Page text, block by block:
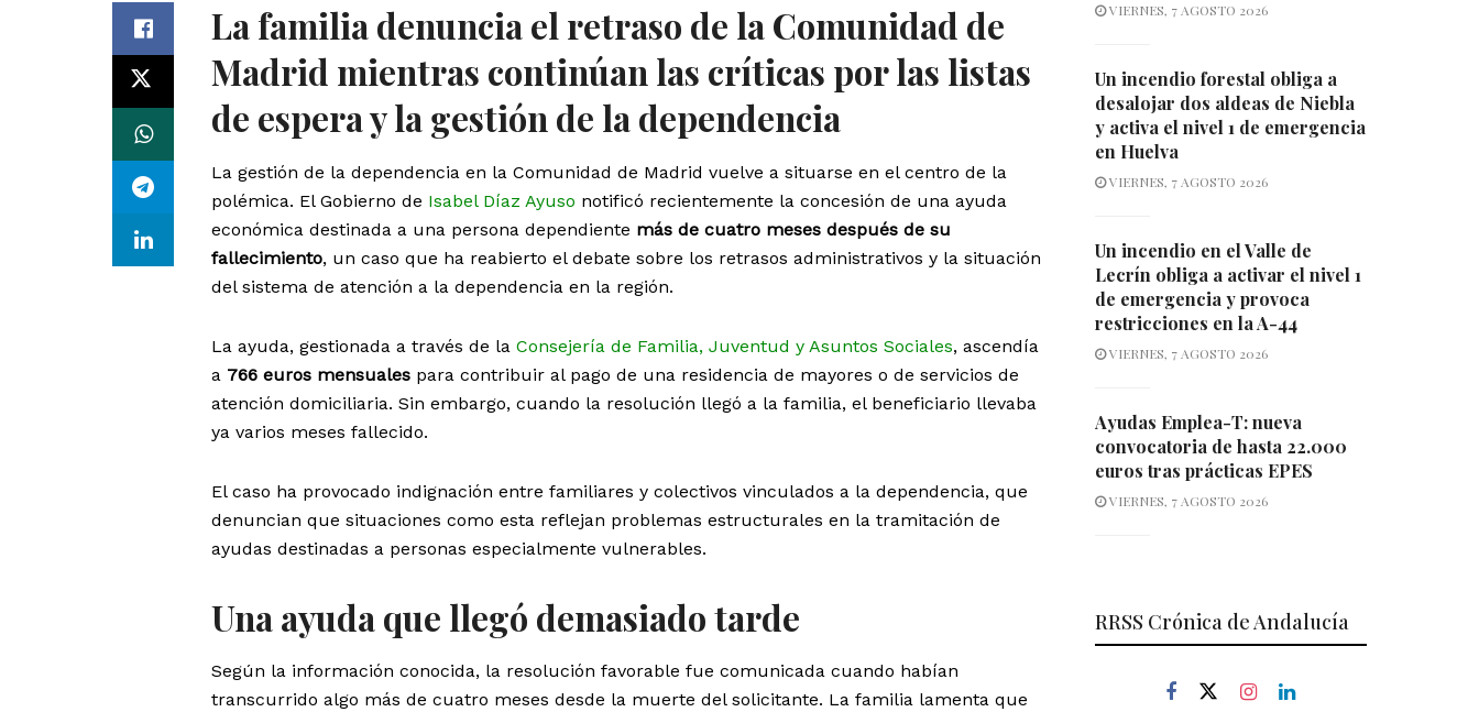
La familia denuncia el retraso de la Comunidad de
Madrid mientras continúan las críticas por las listas
de espera y la gestión de la dependencia
La gestión de la dependencia en la Comunidad de Madrid vuelve a situarse en el centro de la
polémica. El Gobierno de Isabel Díaz Ayuso notificó recientemente la concesión de una ayuda
económica destinada a una persona dependiente más de cuatro meses después de su
fallecimiento, un caso que ha reabierto el debate sobre los retrasos administrativos y la situación
del sistema de atención a la dependencia en la región.
La ayuda, gestionada a través de la Consejería de Familia, Juventud y Asuntos Sociales, ascendía
a 766 euros mensuales para contribuir al pago de una residencia de mayores o de servicios de
atención domiciliaria. Sin embargo, cuando la resolución llegó a la familia, el beneficiario llevaba
ya varios meses fallecido.
El caso ha provocado indignación entre familiares y colectivos vinculados a la dependencia, que
denuncian que situaciones como esta reflejan problemas estructurales en la tramitación de
ayudas destinadas a personas especialmente vulnerables.
Una ayuda que llegó demasiado tarde
Según la información conocida, la resolución favorable fue comunicada cuando habían
transcurrido algo más de cuatro meses desde la muerte del solicitante. La familia lamenta que
VIERNES, 7 AGOSTO 2026
Un incendio forestal obliga a
desalojar dos aldeas de Niebla
y activa el nivel 1 de emergencia
en Huelva
VIERNES, 7 AGOSTO 2026
Un incendio en el Valle de
Lecrín obliga a activar el nivel 1
de emergencia y provoca
restricciones en la A-44
VIERNES, 7 AGOSTO 2026
Ayudas Emplea-T: nueva
convocatoria de hasta 22.000
euros tras prácticas EPES
VIERNES, 7 AGOSTO 2026
RRSS Crónica de Andalucía